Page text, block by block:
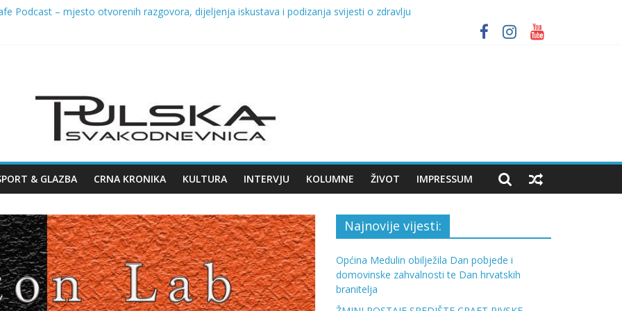
Podcast – mjesto otvorenih razgovora, dijeljenja iskustava i podizanja svijesti o zdravlju
SREDIŠTE CRAFT PIVSKE SCENE – 8. KOLOVOZA STIŽE 7. ŽMINJ CRAFT BEER FESTIVAL UZ NASTUP VATRE
& GLAZBA CRNA KRONIKA KULTURA INTERVJU KOLUMNE ŽIVOT IMPRESSUM
Najnovije vijesti:
Općina Medulin obilježila Dan pobjede i
domovinske zahvalnosti te Dan hrvatskih
branitelja